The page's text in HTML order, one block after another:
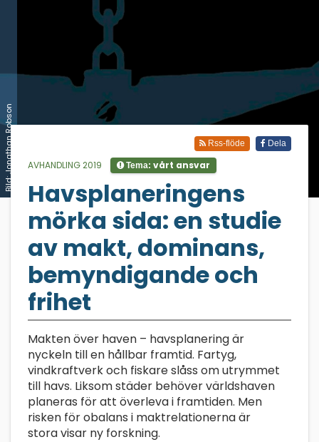
Bild: Jonathan Robson Dela
Rss-flöde
AVHANDLING 2019 Tema: vårt ansvar
Havsplaneringens
mörka sida: en studie
av makt, dominans,
bemyndigande och
frihet
Makten över haven – havsplanering är
nyckeln till en hållbar framtid. Fartyg,
vindkraftverk och fiskare slåss om utrymmet
till havs. Liksom städer behöver världshaven
planeras för att överleva i framtiden. Men
risken för obalans i maktrelationerna är
stora visar ny forskning.